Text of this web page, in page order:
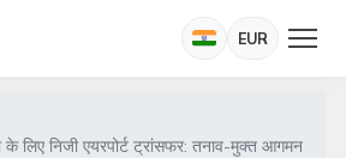
EUR
के लिए निजी एयरपोर्ट ट्रांसफर: तनाव-मुक्त आगमन